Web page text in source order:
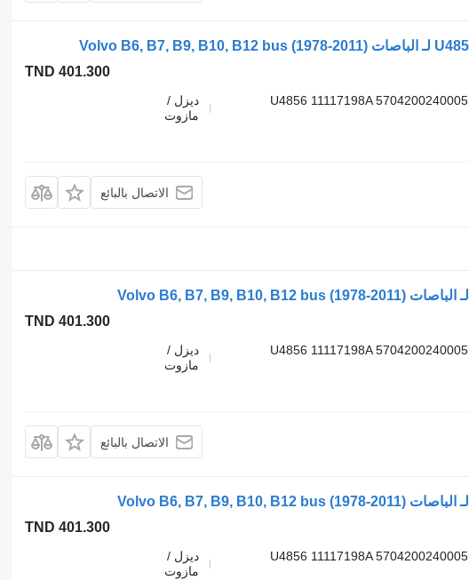
TND 401.300
U4856 11117198A
ديزل /
مازوت
الاتصال بالبائع
TND 401.300
U4856 11117198A
ديزل /
مازوت
الاتصال بالبائع
TND 401.300
U4856 11117198A
ديزل /
مازوت